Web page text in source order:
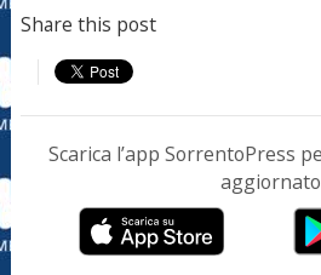
Share this post
Scarica l’app SorrentoPress
aggiornato